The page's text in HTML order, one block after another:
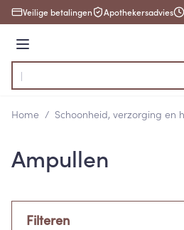
Ga naar de inhoud
Veilige betalingen Apothekersadvies
Menu
Product, merk, categorie...
Home / Schoonheid, verzorging en
Ampullen
Filteren